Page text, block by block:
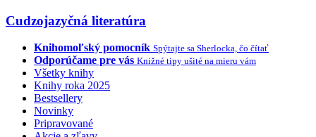
Cudzojazyčná literatúra
Knihomoľský pomocník Spýtajte sa Sherlocka, čo čítať
Odporúčame pre vás Knižné tipy ušité na mieru vám
Všetky knihy
Knihy roka 2025
Bestsellery
Novinky
Pripravované